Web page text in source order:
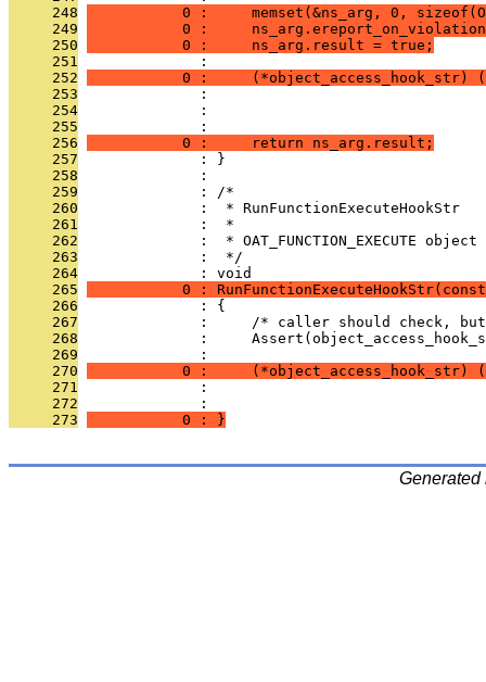
     248
0 :     memset(&ns_arg, 0,
     249
0 :
     250
           0 :     ns_arg.result = true;
     251
              :
     252
0 :     (*object_access_hook_str)
     253
:
     254
:
     255
              :
     256
           0 :     return ns_arg.result;
     257
              : }
     258
              :
     259
              : /*
     260
              :  * RunFunctionExecuteHookStr
     261
              :  *
     262
:  * OAT_FUNCTION_EXECUTE
     263
              :  */
     264
              : void
     265
0 :
     266
              : {
     267
:     /* caller should check,
     268
:
     269
              :
     270
0 :     (*object_access_hook_str)
     271
:
     272
:
     273
           0 : }